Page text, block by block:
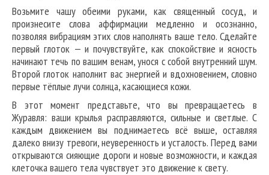
Возьмите чашу обеими руками, как священный сосуд, и
произнесите слова аффирмации медленно и осознанно,
позволяя вибрациям этих слов наполнять ваше тело. Сделайте
первый глоток — и почувствуйте, как спокойствие и ясность
начинают течь по вашим венам, унося с собой внутренний шум.
Второй глоток наполнит вас энергией и вдохновением, словно
первые тёплые лучи солнца, касающиеся кожи.
В этот момент представьте, что вы превращаетесь в
Журавля: ваши крылья расправляются, сильные и светлые. С
каждым движением вы поднимаетесь всё выше, оставляя
далеко внизу тревоги, неуверенность и усталость. Перед вами
открываются сияющие дороги и новые возможности, и каждая
клеточка вашего тела чувствует это движение к свету.